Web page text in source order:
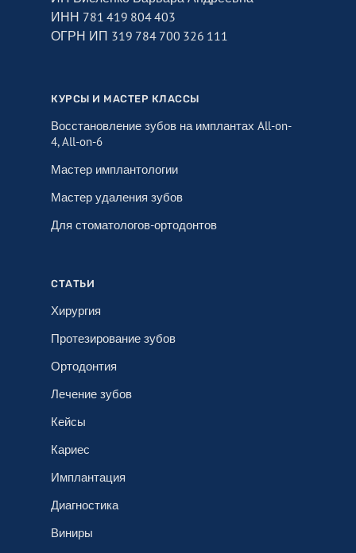
ИНН 781 419 804 403
ОГРН ИП 319 784 700 326 111
КУРСЫ И МАСТЕР КЛАССЫ
Восстановление зубов на имплантах All-on-
4, All-on-6
Мастер имплантологии
Мастер удаления зубов
Для стоматологов-ортодонтов
СТАТЬИ
Хирургия
Протезирование зубов
Ортодонтия
Лечение зубов
Кейсы
Кариес
Имплантация
Диагностика
Виниры